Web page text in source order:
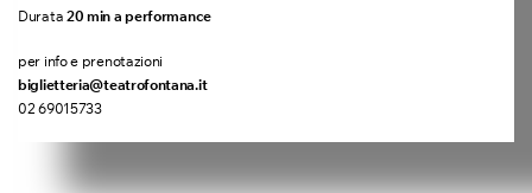
Durata 20 min a performance
per info e prenotazioni
biglietteria@teatrofontana.it
02 69015733